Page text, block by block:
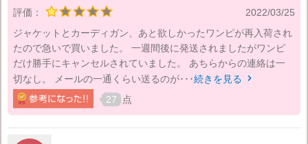
評価：
2022/03/25
ジャケットとカーディガン、あと欲しかったワンピが再入荷され
たので急いで買いました。 一週間後に発送されましたがワンピ
だけ勝手にキャンセルされていました。 あちらからの連絡は一
切なし。 メールの一通くらい送るのが･･･続きを見る 
27 点